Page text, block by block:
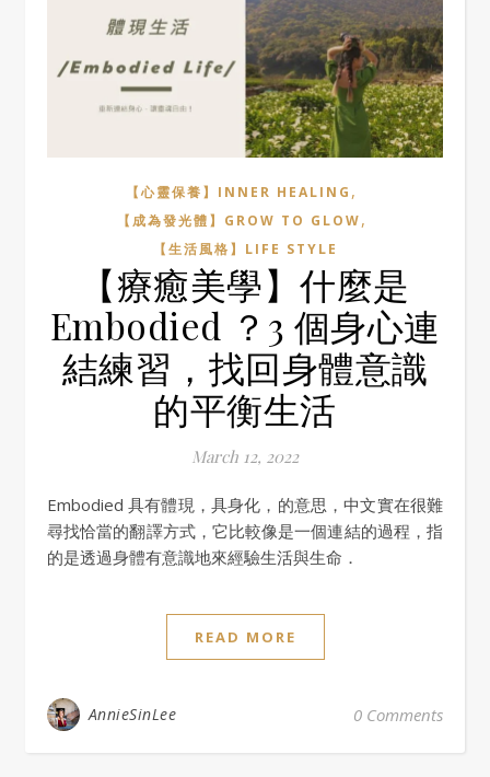
【心靈保養】INNER HEALING ,
【成為發光體】GROW TO GLOW,
【生活風格】LIFE STYLE
【療癒美學】什麼是
Embodied ？3 個身心連
結練習，找回身體意識
的平衡生活
March 12, 2022
Embodied 具有體現，具身化，的意思，中文實在很難
尋找恰當的翻譯方式，它比較像是一個連結的過程，指
的是透過身體有意識地來經驗生活與生命．
READ MORE
AnnieSinLee 0 Comments